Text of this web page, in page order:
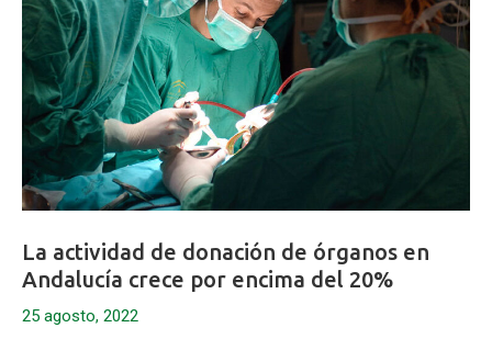
La actividad de donación de órganos en
Andalucía crece por encima del 20%
25 agosto, 2022